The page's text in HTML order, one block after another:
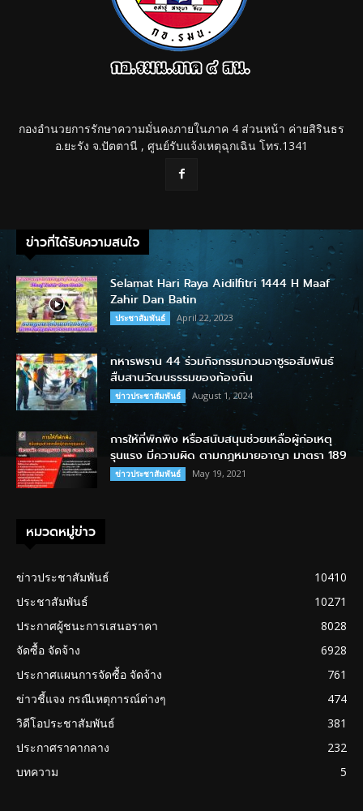
กองอำนวยการรักษาความมั่นคงภายในภาค 4 ส่วนหน้า ค่ายสิรินธร
อ.ยะรัง จ.ปัตตานี , ศูนย์รับแจ้งเหตุฉุกเฉิน โทร.1341
ข่าวที่ได้รับความสนใจ
Selamat Hari Raya Aidilfitri 1444 H Maaf
Zahir Dan Batin
ประชาสัมพันธ์ April 22, 2023
ทหารพราน 44 ร่วมกิจกรรมกวนอาซูรอสัมพันธ์
สืบสานวัฒนธรรมของท้องถิ่น
ข่าวประชาสัมพันธ์ August 1, 2024
การให้ที่พักพิง หรือสนับสนุนช่วยเหลือผู้ก่อเหตุ
รุนแรง มีความผิด ตามกฎหมายอาญา มาตรา 189
ข่าวประชาสัมพันธ์ May 19, 2021
หมวดหมู่ข่าว
ข่าวประชาสัมพันธ์
10410
ประชาสัมพันธ์
10271
ประกาศผู้ชนะการเสนอราคา
8028
จัดซื้อ จัดจ้าง
6928
ประกาศแผนการจัดซื้อ จัดจ้าง
761
ข่าวชี้แจง กรณีเหตุการณ์ต่างๆ
474
วิดีโอประชาสัมพันธ์
381
ประกาศราคากลาง
232
บทความ
5